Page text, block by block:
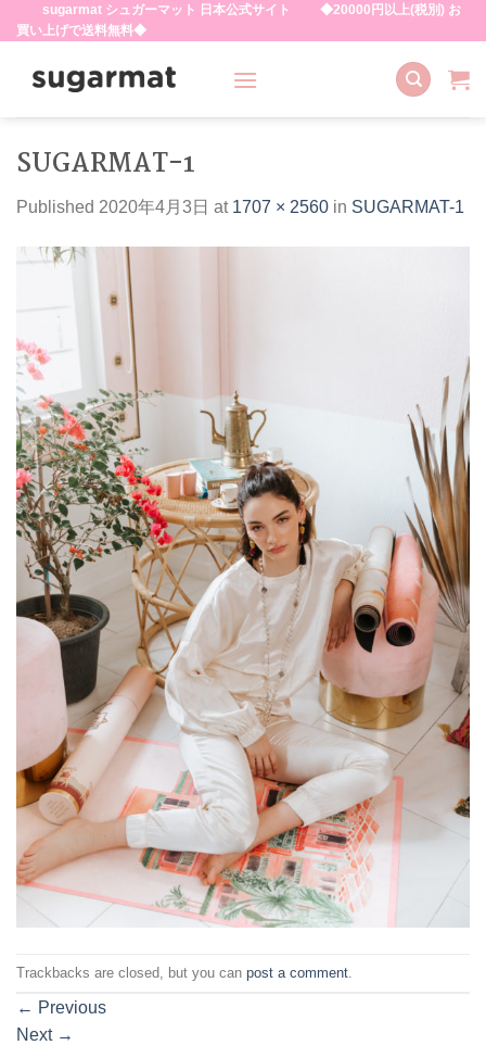
to
content
sugarmat シュガーマット 日本公式サイト ◆20000円以上(税別) お
買い上げで送料無料◆
SUGARMAT-1
Published 2020年4月3日 at 1707 × 2560 in SUGARMAT-1
Trackbacks are closed, but you can post a comment
← Previous
Next →